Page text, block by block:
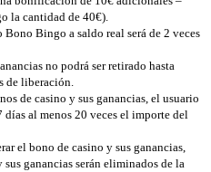
la cantidad de 40€).
Bingo a saldo real será de 2 veces
no podrá ser retirado hasta
de liberación.
de casino y sus ganancias, el usuario
al menos 20 veces el importe del
el bono de casino y sus ganancias,
ganancias serán eliminados de la